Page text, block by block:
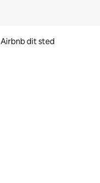
Airbnb dit sted